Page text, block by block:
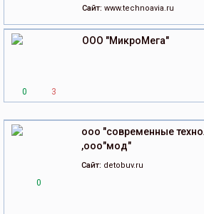
Сайт: www.technoavia.ru
0 3
ООО "МикроМега"
0
ооо "современные
,ооо"мод"
Сайт: detobuv.ru